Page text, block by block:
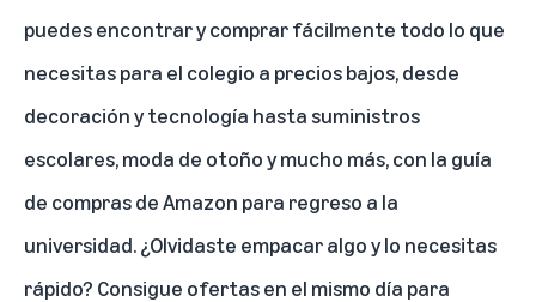
puedes encontrar y comprar fácilmente todo lo que
necesitas para el colegio a precios bajos, desde
decoración y tecnología hasta suministros
escolares, moda de otoño y mucho más, con la guía
de compras de Amazon para regreso a la
universidad. ¿Olvidaste empacar algo y lo necesitas
rápido? Consigue ofertas en el mismo día para